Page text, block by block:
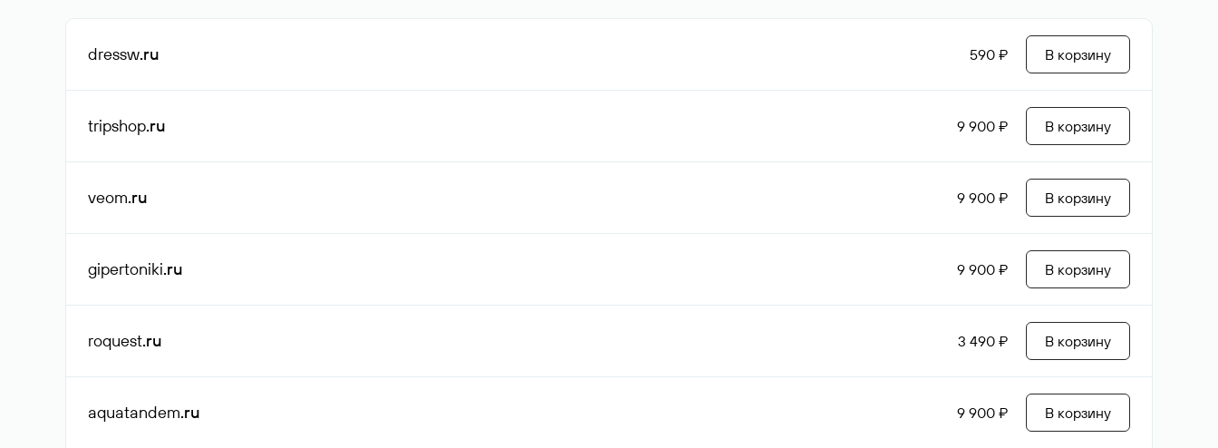
dressw.ru 590 ₽ В корзину
tripshop.ru 9 900 ₽ В корзину
veom.ru 9 900 ₽ В корзину
gipertoniki.ru 9 900 ₽ В корзину
roquest.ru 3 490 ₽ В корзину
aquatandem.ru 9 900 ₽ В корзину